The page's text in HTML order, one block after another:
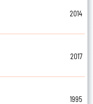
2014
2017
1995